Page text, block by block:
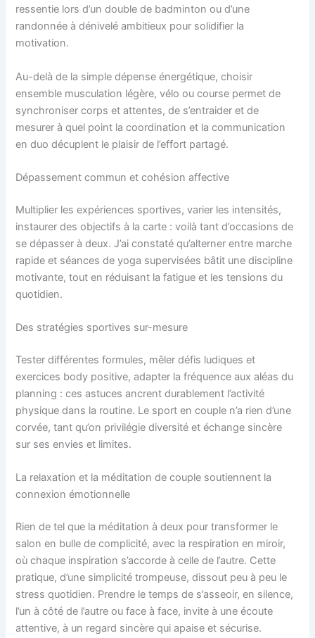
ressentie lors d’un double de badminton ou d’une
randonnée à dénivelé ambitieux pour solidifier la
motivation.
Au-delà de la simple dépense énergétique, choisir
ensemble musculation légère, vélo ou course permet de
synchroniser corps et attentes, de s’entraider et de
mesurer à quel point la coordination et la communication
en duo décuplent le plaisir de l’effort partagé.
Dépassement commun et cohésion affective
Multiplier les expériences sportives, varier les intensités,
instaurer des objectifs à la carte : voilà tant d’occasions de
se dépasser à deux. J’ai constaté qu’alterner entre marche
rapide et séances de yoga supervisées bâtit une discipline
motivante, tout en réduisant la fatigue et les tensions du
quotidien.
Des stratégies sportives sur-mesure
Tester différentes formules, mêler défis ludiques et
exercices body positive, adapter la fréquence aux aléas du
planning : ces astuces ancrent durablement l’activité
physique dans la routine. Le sport en couple n’a rien d’une
corvée, tant qu’on privilégie diversité et échange sincère
sur ses envies et limites.
La relaxation et la méditation de couple soutiennent la
connexion émotionnelle
Rien de tel que la méditation à deux pour transformer le
salon en bulle de complicité, avec la respiration en miroir,
où chaque inspiration s’accorde à celle de l’autre. Cette
pratique, d’une simplicité trompeuse, dissout peu à peu le
stress quotidien. Prendre le temps de s’asseoir, en silence,
l’un à côté de l’autre ou face à face, invite à une écoute
attentive, à un regard sincère qui apaise et sécurise.